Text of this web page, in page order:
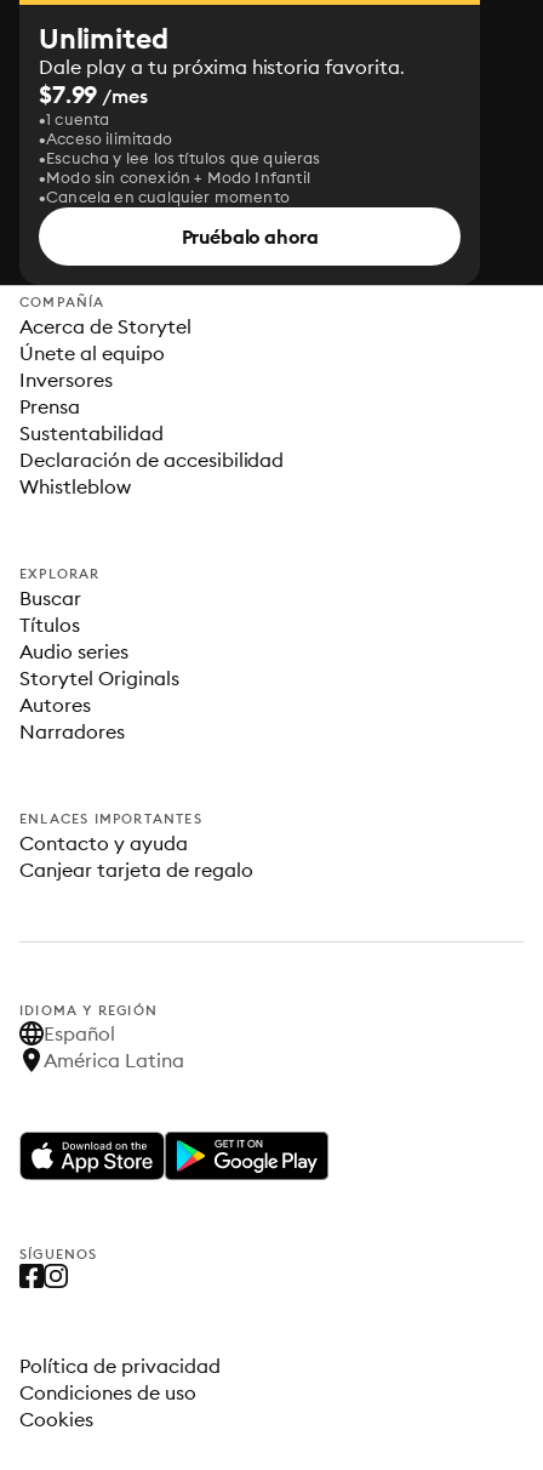
Unlimited
Dale play a tu próxima historia favorita.
$7.99 /mes
1 cuenta
Acceso ilimitado
Escucha y lee los títulos que quieras
Modo sin conexión + Modo Infantil
Cancela en cualquier momento
Pruébalo ahora
COMPAÑÍA
Acerca de Storytel
Únete al equipo
Inversores
Prensa
Sustentabilidad
Declaración de accesibilidad
Whistleblow
EXPLORAR
Buscar
Títulos
Audio series
Storytel Originals
Autores
Narradores
ENLACES IMPORTANTES
Contacto y ayuda
Canjear tarjeta de regalo
IDIOMA Y REGIÓN
Español
América Latina
SÍGUENOS
Política de privacidad
Condiciones de uso
Cookies